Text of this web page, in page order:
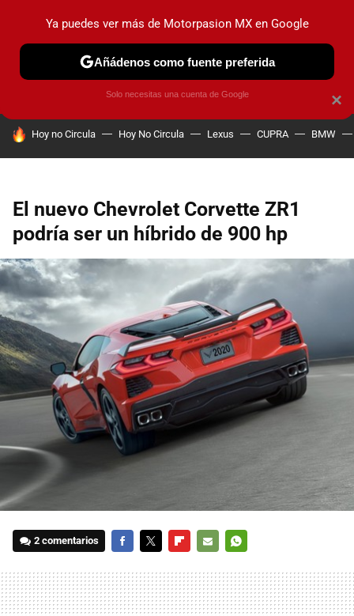
PRUEBAS INDUSTRIA HOY NO CIRCULA
HOY SE HABLA DE
Hoy no Circula Hoy No Circula Lexus CUPRA BMW
El nuevo Chevrolet Corvette ZR1
podría ser un híbrido de 900 hp
2 comentarios
MAIL
×
Ya puedes ver más de Motorpasion MX en Google
Añádenos como fuente preferida
Solo necesitas una cuenta de Google